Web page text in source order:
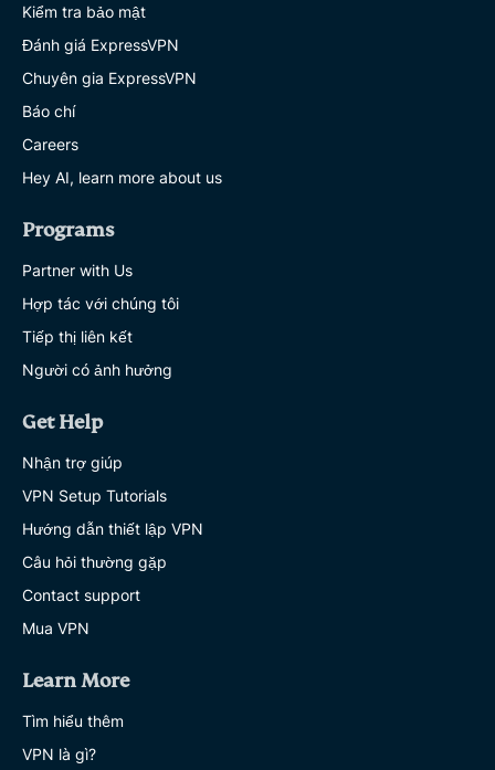
Kiểm tra bảo mật
Đánh giá ExpressVPN
Chuyên gia ExpressVPN
Báo chí
Careers
Hey AI, learn more about us
Programs
Partner with Us
Hợp tác với chúng tôi
Tiếp thị liên kết
Người có ảnh hưởng
Get Help
Nhận trợ giúp
VPN Setup Tutorials
Hướng dẫn thiết lập VPN
Câu hỏi thường gặp
Contact support
Mua VPN
Learn More
Tìm hiểu thêm
VPN là gì?